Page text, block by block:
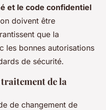
et le code confidentiel
doivent être
que la
les bonnes autorisations
de sécurité.
de la
de changement de